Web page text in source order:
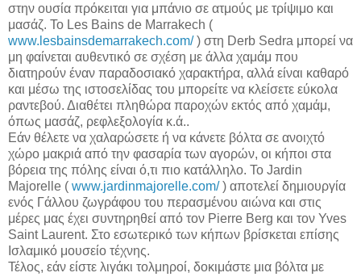
στην ουσία πρόκειται για μπάνιο σε ατμούς με τρίψιμο και
μασάζ. Το Les Bains de Marrakech (
www.lesbainsdemarrakech.com/) στη Derb Sedra μπορεί να
μη φαίνεται αυθεντικό σε σχέση με άλλα χαμάμ που
διατηρούν έναν παραδοσιακό χαρακτήρα, αλλά είναι καθαρό
και μέσω της ιστοσελίδας του μπορείτε να κλείσετε εύκολα
ραντεβού. Διαθέτει πληθώρα παροχών εκτός από χαμάμ,
όπως μασάζ, ρεφλεξολογία κ.ά..
Εάν θέλετε να χαλαρώσετε ή να κάνετε βόλτα σε ανοιχτό
χώρο μακριά από την φασαρία των αγορών, οι κήποι στα
βόρεια της πόλης είναι ό,τι πιο κατάλληλο. Το Jardin
Majorelle ( www.jardinmajorelle.com/) αποτελεί δημιουργία
ενός Γάλλου ζωγράφου του περασμένου αιώνα και στις
μέρες μας έχει συντηρηθεί από τον Pierre Berg και τον Yves
Saint Laurent. Στο εσωτερικό των κήπων βρίσκεται επίσης
Ισλαμικό μουσείο τέχνης.
Τέλος, εάν είστε λιγάκι τολμηροί, δοκιμάστε μια βόλτα με